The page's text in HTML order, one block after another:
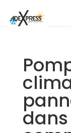
dans